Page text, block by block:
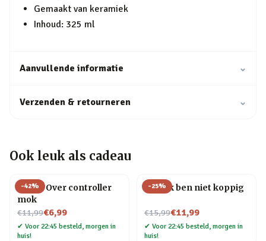
Gemaakt van keramiek
Inhoud: 325 ml
Aanvullende informatie ⌄
Verzenden & retourneren ⌄
Ook leuk als cadeau
-42%
Game Over controller
mok
€11,99
Nu voor€6,99
✔ Voor 22:45 besteld, morgen in
huis!
-25%
Mok Ik ben niet koppig
€15,99
Nu voor€11,99
✔ Voor 22:45 besteld, morgen in
huis!